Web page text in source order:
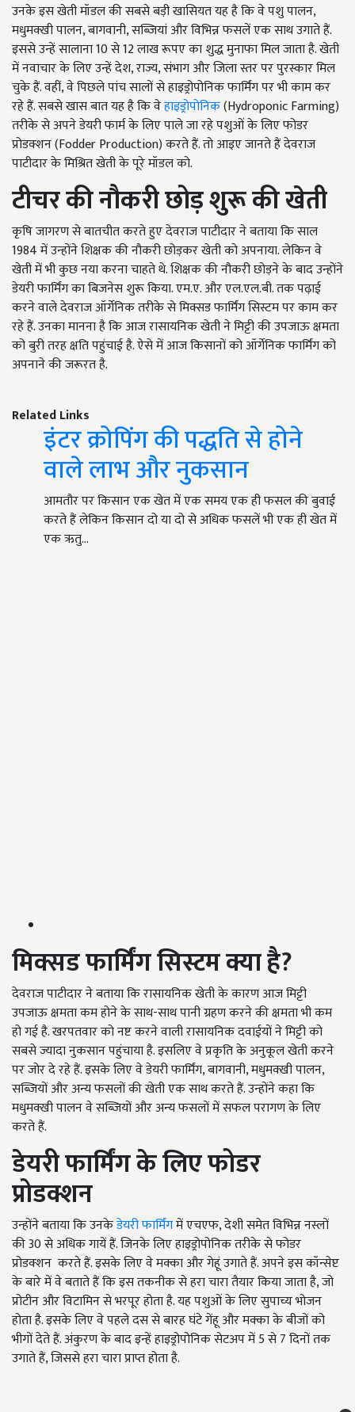
उनके इस खेती मॉडल की सबसे बड़ी खासियत यह है कि वे पशु पालन,
मधुमक्खी पालन, बागवानी, सब्जियां और विभिन्न फसलें एक साथ उगाते हैं.
इससे उन्हें सालाना 10 से 12 लाख रूपए का शुद्ध मुनाफा मिल जाता है. खेती
में नवाचार के लिए उन्हें देश, राज्य, संभाग और जिला स्तर पर पुरस्कार मिल
चुके हैं. वहीं, वे पिछले पांच सालों से हाइड्रोपोनिक फार्मिंग पर भी काम कर
रहे हैं. सबसे खास बात यह है कि वेहाइड्रोपोनिक(Hydroponic Farming)
तरीके से अपने डेयरी फार्म के लिए पाले जा रहे पशुओं के लिए फोडर
प्रोडक्शन (Fodder Production) करते हैं. तो आइए जानते हैं देवराज
पाटीदार के मिश्रित खेती के पूरे मॉडल को.
टीचरकीनौकरीछोड़शुरूकीखेती
कृषि जागरण से बातचीत करते हुए देवराज पाटीदार ने बताया कि साल
1984 में उन्होंने शिक्षक की नौकरी छोड़कर खेती को अपनाया. लेकिन वे
खेती में भी कुछ नया करना चाहते थे. शिक्षक की नौकरी छोड़ने के बाद उन्होंने
डेयरी फार्मिंग का बिजनेस शुरू किया. एम.ए. और एल.एल.बी. तक पढ़ाई
करने वाले देवराज ऑर्गेनिक तरीके से मिक्सड फार्मिंग सिस्टम पर काम कर
रहे हैं. उनका मानना है कि आज रासायनिक खेती ने मिट्टी की उपजाऊ क्षमता
को बुरी तरह क्षति पहुंचाई है. ऐसे में आज किसानों को ऑर्गेनिक फार्मिंग को
अपनाने की जरूरत है.
Related Links
इंटर क्रोपिंग की पद्धति से होने
वाले लाभ और नुकसान
आमतौर पर किसान एक खेत में एक समय एक ही फसल की बुवाई
करते हैं लेकिन किसान दो या दो से अधिक फसलें भी एक ही खेत में
एक ऋतु…
मिक्सडफार्मिंगसिस्टम क्या है?
देवराज पाटीदार ने बताया कि रासायनिक खेती के कारण आज मिट्टी
उपजाऊ क्षमता कम होने के साथ-साथ पानी ग्रहण करने की क्षमता भी कम
हो गई है. खरपतवार को नष्ट करने वाली रासायनिक दवाईयों ने मिट्टी को
सबसे ज्यादा नुकसान पहुंचाया है. इसलिए वे प्रकृति के अनुकूल खेती करने
पर जोर दे रहे हैं. इसके लिए वे डेयरी फार्मिंग, बागवानी, मधुमक्खी पालन,
सब्जियों और अन्य फसलों की खेती एक साथ करते हैं. उन्होंने कहा कि
मधुमक्खी पालन वे सब्जियों और अन्य फसलों में सफल परागण के लिए
करते हैं.
डेयरीफार्मिंगकेलिएफोडर
प्रोडक्शन
उन्होंने बताया कि उनकेडेयरी फार्मिंगमें एचएफ, देशी समेत विभिन्न नस्लों
की 30 से अधिक गायें हैं. जिनके लिए हाइड्रोपोनिक तरीके से फोडर
प्रोडक्शन करते हैं. इसके लिए वे मक्का और गेहूं उगाते हैं. अपने इस कॉन्सेप्ट
के बारे में वे बताते हैं कि इस तकनीक से हरा चारा तैयार किया जाता है, जो
प्रोटीन और विटामिन से भरपूर होता है. यह पशुओं के लिए सुपाच्य भोजन
होता है. इसके लिए वे पहले दस से बारह घंटे गेंहू और मक्का के बीजों को
भीगों देते हैं. अंकुरण के बाद इन्हें हाइड्रोपोनिक सेटअप में 5 से 7 दिनों तक
उगाते हैं, जिससे हरा चारा प्राप्त होता है.